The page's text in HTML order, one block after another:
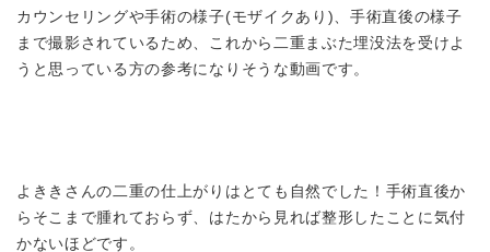
カウンセリングや手術の様子(モザイクあり)、手術直後の様子
まで撮影されているため、これから二重まぶた埋没法を受けよ
うと思っている方の参考になりそうな動画です。
よききさんの二重の仕上がりはとても自然でした！手術直後か
らそこまで腫れておらず、はたから見れば整形したことに気付
かないほどです。